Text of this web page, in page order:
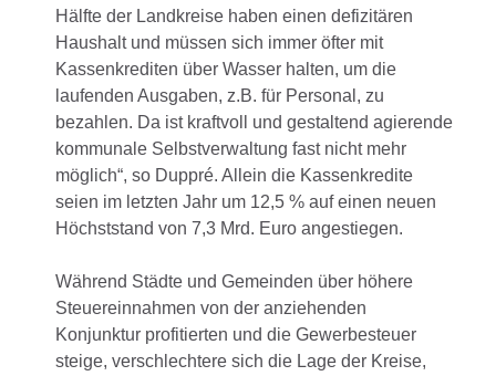
Hälfte der Landkreise haben einen defizitären
Haushalt und müssen sich immer öfter mit
Kassenkrediten über Wasser halten, um die
laufenden Ausgaben, z.B. für Personal, zu
bezahlen. Da ist kraftvoll und gestaltend agierende
kommunale Selbstverwaltung fast nicht mehr
möglich“, so Duppré. Allein die Kassenkredite
seien im letzten Jahr um 12,5 % auf einen neuen
Höchststand von 7,3 Mrd. Euro angestiegen.
Während Städte und Gemeinden über höhere
Steuereinnahmen von der anziehenden
Konjunktur profitierten und die Gewerbesteuer
steige, verschlechtere sich die Lage der Kreise,